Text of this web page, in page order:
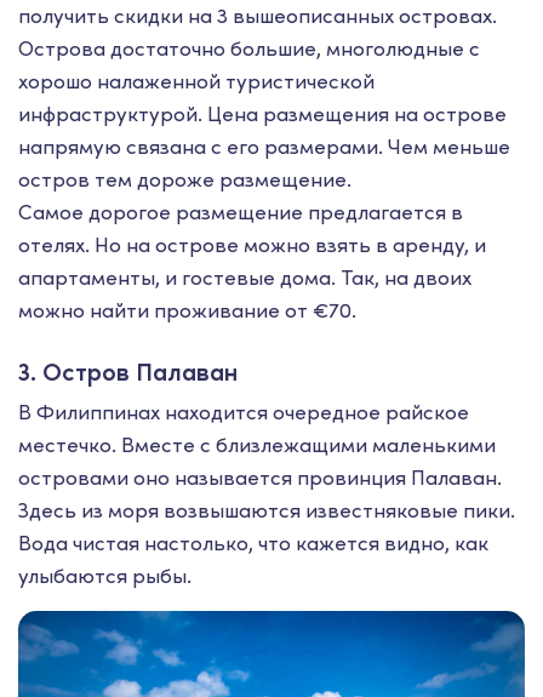
получить скидки на 3 вышеописанных островах.
Острова достаточно большие, многолюдные с
хорошо налаженной туристической
инфраструктурой. Цена размещения на острове
напрямую связана с его размерами. Чем меньше
остров тем дороже размещение.
Самое дорогое размещение предлагается в
отелях. Но на острове можно взять в аренду, и
апартаменты, и гостевые дома. Так, на двоих
можно найти проживание от €70.
3. Остров Палаван
В Филиппинах находится очередное райское
местечко. Вместе с близлежащими маленькими
островами оно называется провинция Палаван.
Здесь из моря возвышаются известняковые пики.
Вода чистая настолько, что кажется видно, как
улыбаются рыбы.